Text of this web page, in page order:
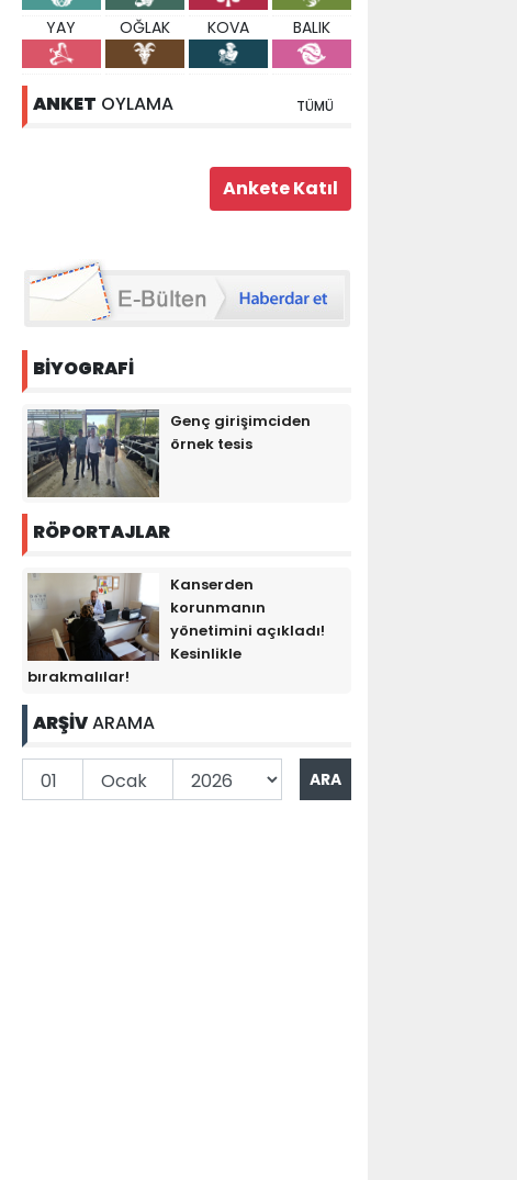
YAY OĞLAK KOVA BALIK
ANKET OYLAMA TÜMÜ
BİYOGRAFİ
Genç girişimciden
örnek tesis
RÖPORTAJLAR
Kanserden
korunmanın
yönetimini açıkladı!
Kesinlikle
bırakmalılar!
ARŞİVARAMA